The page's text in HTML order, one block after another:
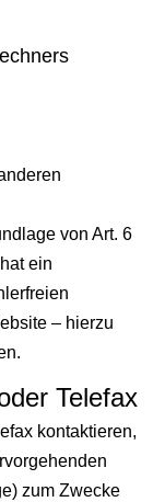
von Art. 6
ein
– hierzu
Telefax
kontaktieren,
zum Zwecke